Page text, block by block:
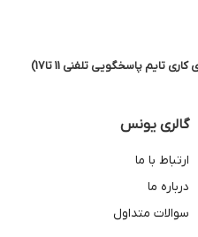
تایم پاسخگویی تلفنی 11 تا17)
گالری یونس
ارتباط با ما
درباره ما
سوالات متداول